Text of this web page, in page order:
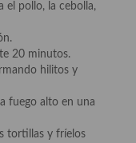
el pollo, la cebolla,
20 minutos.
hilitos y
fuego alto en una
tortillas y fríelos